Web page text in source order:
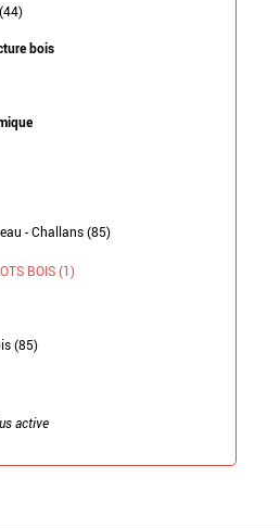
bois
- Challans (85)
BOIS (1)
(85)
active